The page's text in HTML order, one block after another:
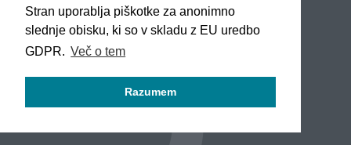
Stran uporablja piškotke za anonimno
slednje obisku, ki so v skladu z EU uredbo
GDPR. Več o tem
Razumem
Celje
Koper
Kranj
Novo mesto
Slovenj Gradec